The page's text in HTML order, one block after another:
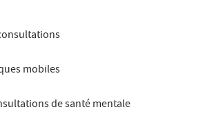
mobiles
de santé mentale